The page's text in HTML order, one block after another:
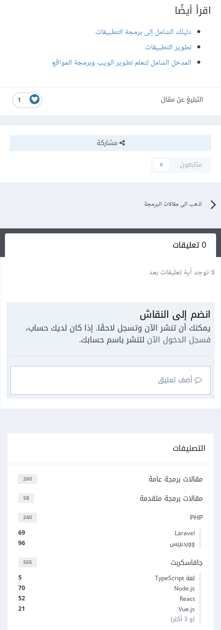
اقرأ أيضًا
دليلك الشامل إلى برمجة التطبيقات
تطوير التطبيقات
المدخل الشامل لتعلم تطوير الويب وبرمجة المواقع
1 التبليغ عن مقال
مشاركة
متابعون
0
اذهب الى مقالات البرمجة
0 تعليقات
لا توجد أية تعليقات بعد
انضم إلى النقاش
يمكنك أن تنشر الآن وتسجل لاحقًا. إذا كان لديك حساب،
فسجل الدخول الآن لتنشر باسم حسابك.
أضف تعليق
التصنيفات
260 مقالات برمجة عامة
58 مقالات برمجة متقدمة
240 PHP
69
Laravel
96
ووردبريس
505 جافاسكربت
5
لغة TypeScript
70
Node.js
52
React
21
Vue.js
(و 3 أكثر)